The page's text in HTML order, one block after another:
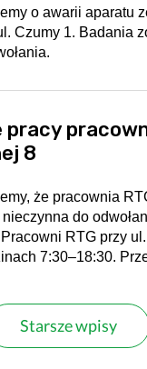
o awarii aparatu
Czumy 1. Badania
8
że pracownia
do
RTG przy
7:30–18:30.
Starsze wpisy